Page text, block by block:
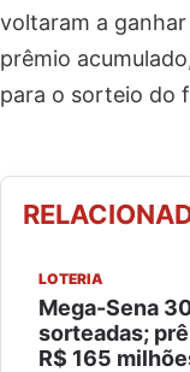
voltaram a
prêmio
para o sorteio do
LOTERIA
Mega-Sena
sorteadas;
R$ 165